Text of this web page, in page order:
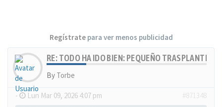
Regístratepara ver menos publicidad
RE: TODO HA IDO BIEN: PEQUEÑO TRASPLANTE,
By Torbe
- Lun Mar 09, 2026 4:07 pm